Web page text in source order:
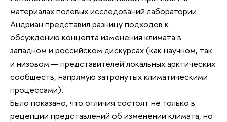
материалах полевых исследований лаборатории
Андриан представил разницу подходов к
обсуждению концепта изменения климата в
западном и российском дискурсах (как научном, так
и низовом — представителей локальных арктических
сообществ, напрямую затронутых климатическими
процессами).
Было показано, что отличия состоят не только в
рецепции представлений об изменении климата, но